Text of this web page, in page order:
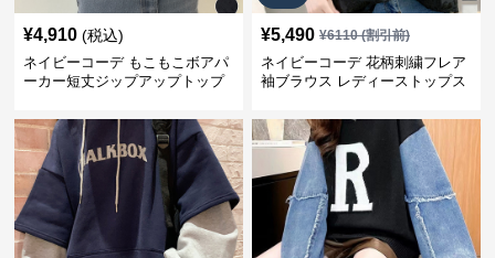
¥4,910 (税込)
ネイビーコーデ もこもこボアパ
ーカー短丈ジップアップトップ
¥5,490 ¥6110(割引前)
ネイビーコーデ 花柄刺繍フレア
袖ブラウス レディーストップス